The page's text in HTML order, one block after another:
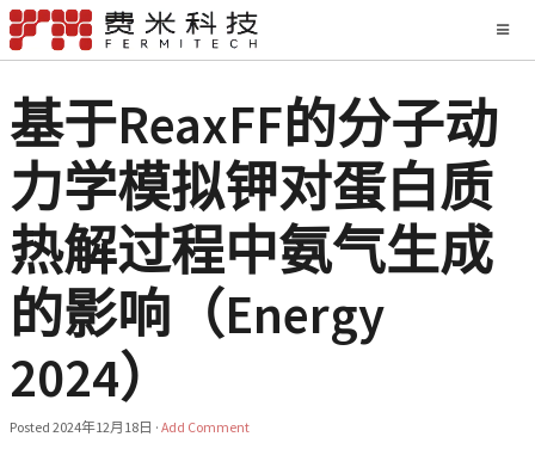
基于ReaxFF的分子动
力学模拟钾对蛋白质
热解过程中氨气生成
的影响（Energy
2024）
Posted 2024年12月18日 · Add Comment